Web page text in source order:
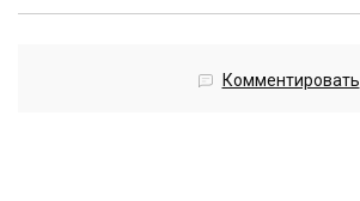
Комментировать